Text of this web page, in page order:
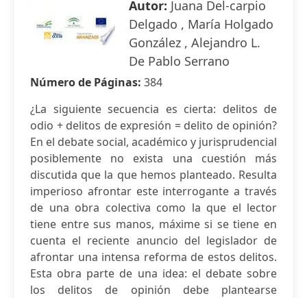
Autor: Juana Del-carpio
Delgado , María Holgado
González , Alejandro L.
De Pablo Serrano
Número de Páginas: 384
¿La siguiente secuencia es cierta: delitos de
odio + delitos de expresión = delito de opinión?
En el debate social, académico y jurisprudencial
posiblemente no exista una cuestión más
discutida que la que hemos planteado. Resulta
imperioso afrontar este interrogante a través
de una obra colectiva como la que el lector
tiene entre sus manos, máxime si se tiene en
cuenta el reciente anuncio del legislador de
afrontar una intensa reforma de estos delitos.
Esta obra parte de una idea: el debate sobre
los delitos de opinión debe plantearse